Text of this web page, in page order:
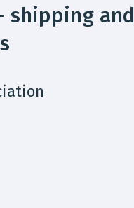
shipping and